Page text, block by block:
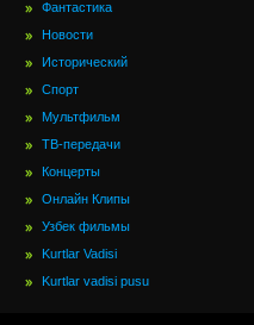
Фантастика
Новости
Исторический
Спорт
Мультфильм
ТВ-передачи
Концерты
Онлайн Клипы
Узбек фильмы
Kurtlar Vadisi
Kurtlar vadisi pusu